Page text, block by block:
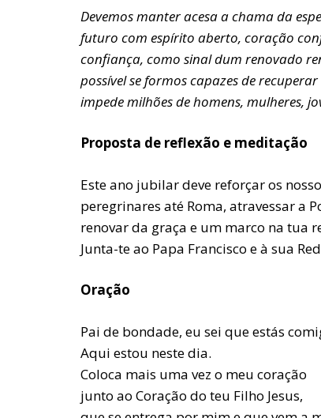
Devemos manter acesa a chama da
futuro com espírito aberto, coração
confiança, como sinal dum renovado
possível se formos capazes de
impede milhões de homens, mulheres,
Proposta de reflexão e meditação
Este ano jubilar deve reforçar os
peregrinares até Roma, atravessar a
renovar da graça e um marco na tua
Junta-te ao Papa Francisco e à sua
Oração
Pai de bondade, eu sei que estás
Aqui estou neste dia.
Coloca mais uma vez o meu coração
junto ao Coração do teu Filho Jesus,